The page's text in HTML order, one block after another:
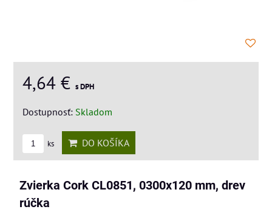
4,64 € s DPH
Dostupnosť: Skladom
ks DO KOŠÍKA
Zvierka Cork CL0851, 0300x120 mm, drev
rúčka